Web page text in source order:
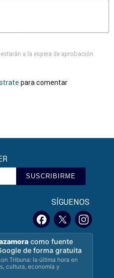
a la espera de aprobación
para comentar
SUSCRIBIRME
SÍGUENOS
como fuente
de forma gratuita
Tribuna: la última hora en
cultura, economía y